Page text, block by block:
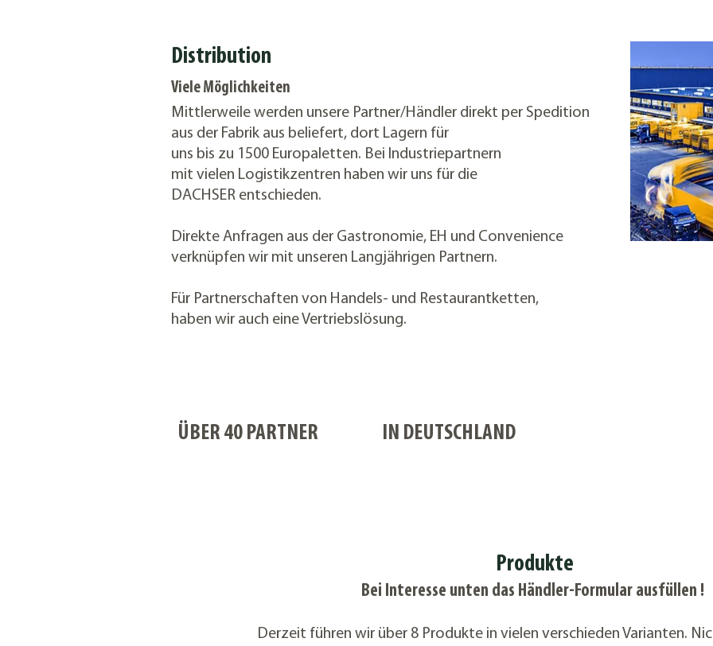
Distribution
Viele Möglichkeiten
Mittlerweile werden unsere Partner/Händler direkt per Spedition
aus der Fabrik aus beliefert, dort Lagern für
uns bis zu 1500 Europaletten. Bei Industriepartnern
mit vielen Logistikzentren haben wir uns für die
DACHSER entschieden.
Direkte Anfragen aus der Gastronomie, EH und Convenience
verknüpfen wir mit unseren Langjährigen Partnern.
Für Partnerschaften von Handels- und Restaurantketten,
haben wir auch eine Vertriebslösung.
ÜBER 40 PARTNER IN DEUTSCHLAND
Produkte
Bei Interesse unten das Händler-Formular ausfüllen !
Derzeit führen wir über 8 Produkte in vielen verschieden Varianten.